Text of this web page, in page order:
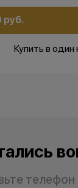
руб.
Купить в один
телефон